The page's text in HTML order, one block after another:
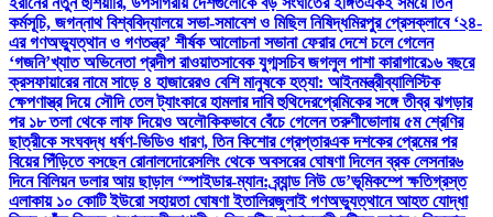
কর্মসূচি, জগন্নাথ বিশ্ববিদ্যালয়ে সভা-সমাবেশ ও মিছিল নিষিদ্ধমিরপুর প্রেসক্লাবে ‘২৪-
এর গণঅভ্যুত্থান ও গণতন্ত্র’ শীর্ষক আলোচনা সভানা ফেরার দেশে চলে গেলেন
‘গজনি’খ্যাত অভিনেতা প্রদীপ রাওয়াতসাবেক যুগ্মসচিব জগলুল পাশা কারাগারে১৬ বছরে
ক্রসফায়ারের নামে সাড়ে ৪ হাজারেরও বেশি মানুষকে হত্যা: আইনমন্ত্রীব্যালিস্টিক
ক্ষেপণাস্ত্র দিয়ে সৌদি তেল ট্যাংকারে হামলার দাবি হুথিদেরপ্রেমিকের সঙ্গে তীব্র ঝগড়ার
পর ১৮ তলা থেকে লাফ দিয়েও অলৌকিকভাবে বেঁচে গেলেন তরুণীভোলায় ৫ম শ্রেণির
ছাত্রীকে সংঘবদ্ধ ধর্ষণ-ভিডিও ধারণ, তিন কিশোর গ্রেপ্তারএক দশকের প্রেমের পর
বিয়ের পিঁড়িতে বসছেন রোনালদোরেসলিং থেকে অবসরের ঘোষণা দিলেন ব্রক লেসনার৬
দিনে বিলিয়ন ডলার আয় ছাড়াল ‘স্পাইডার-ম্যান: ব্র্যান্ড নিউ ডে’ভূমিকম্পে ক্ষতিগ্রস্ত
এলাকায় ১০ কোটি ইউরো সহায়তা ঘোষণা ইতালিরজুলাই গণঅভ্যুত্থানে আহত যোদ্ধা